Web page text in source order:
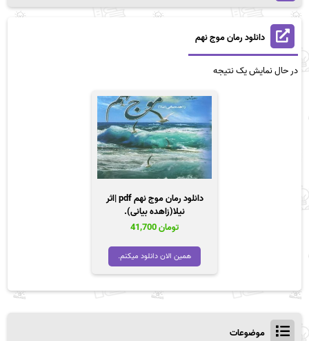
دانلود رمان موج نهم
در حال نمایش یک نتیجه
دانلود رمان موج نهم pdf |اثر
نیلا(زاهده بیانی).
تومان
همین الان دانلود میکنم.
موضوعات